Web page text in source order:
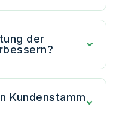
der
Kundenstamm